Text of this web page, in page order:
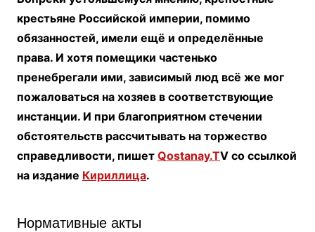
крестьяне Российской империи, помимо
обязанностей, имели ещё и определённые
права. И хотя помещики частенько
пренебрегали ими, зависимый люд всё же мог
пожаловаться на хозяев в соответствующие
инстанции. И при благоприятном стечении
обстоятельств рассчитывать на торжество
справедливости, пишет Qostanay.TV со ссылкой
на издание Кириллица.
Нормативные акты